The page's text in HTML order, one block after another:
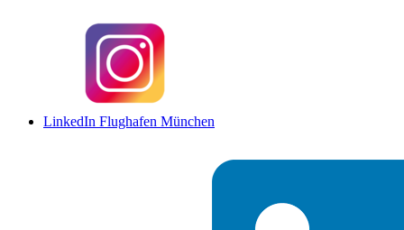
LinkedIn Flughafen München